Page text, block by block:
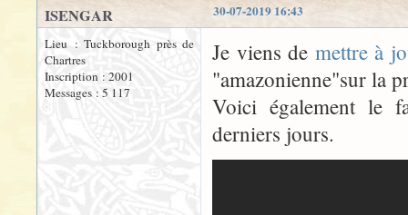
30-07-2019 16:43
ISENGAR
Lieu : Tuckborough près de
Chartres
Inscription : 2001
Messages : 5 117
Je viens de mettre à
"amazonienne"sur la
Voici également le
derniers jours.